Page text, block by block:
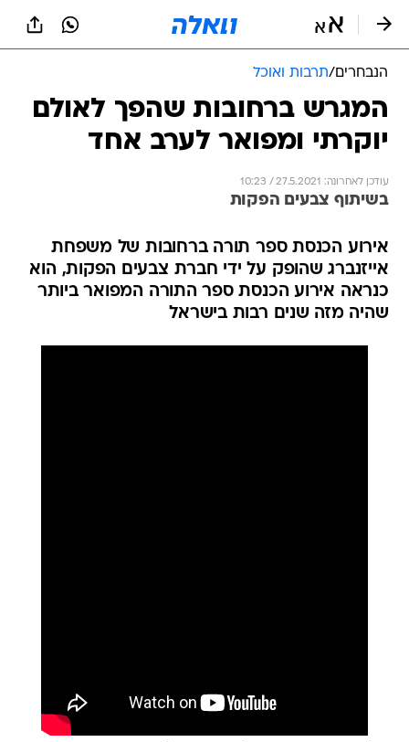
הנבחרים/תרבות ואוכל
המגרש ברחובות שהפך לאולם
יוקרתי ומפואר לערב אחד
עודכן לאחרונה: 27.5.2021 / 10:23
בשיתוף צבעים הפקות
אירוע הכנסת ספר תורה ברחובות של משפחת
אייזנברג שהופק על ידי חברת צבעים הפקות, הוא
כנראה אירוע הכנסת ספר התורה המפואר ביותר
שהיה מזה שנים רבות בישראל